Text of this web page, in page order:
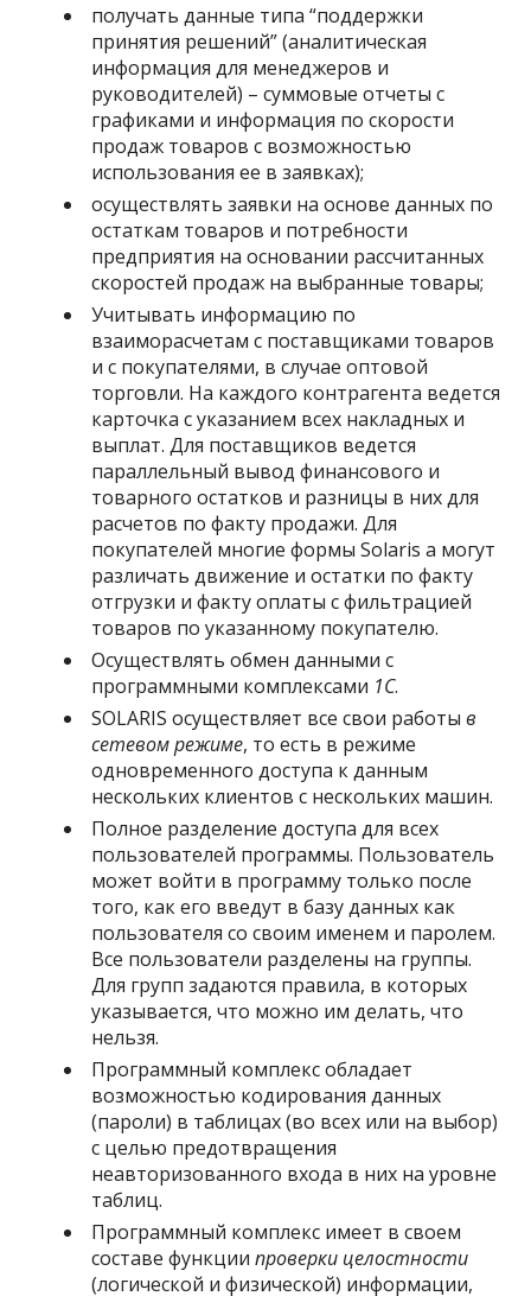
получать данные типа “поддержки
принятия решений” (аналитическая
информация для менеджеров и
руководителей) – суммовые отчеты с
графиками и информация по скорости
продаж товаров с возможностью
использования ее в заявках);
осуществлять заявки на основе данных по
остаткам товаров и потребности
предприятия на основании рассчитанных
скоростей продаж на выбранные товары;
Учитывать информацию по
взаиморасчетам с поставщиками товаров
и с покупателями, в случае оптовой
торговли. На каждого контрагента ведется
карточка с указанием всех накладных и
выплат. Для поставщиков ведется
параллельный вывод финансового и
товарного остатков и разницы в них для
расчетов по факту продажи. Для
покупателей многие формы Solaris а могут
различать движение и остатки по факту
отгрузки и факту оплаты с фильтрацией
товаров по указанному покупателю.
Осуществлять обмен данными с
программными комплексами 1С.
SOLARIS осуществляет все свои работыв
сетевом режиме, то есть в режиме
одновременного доступа к данным
нескольких клиентов с нескольких машин.
Полное разделение доступа для всех
пользователей программы. Пользователь
может войти в программу только после
того, как его введут в базу данных как
пользователя со своим именем и паролем.
Все пользователи разделены на группы.
Для групп задаются правила, в которых
указывается, что можно им делать, что
нельзя.
Программный комплекс обладает
возможностью кодирования данных
(пароли) в таблицах (во всех или на выбор)
с целью предотвращения
неавторизованного входа в них на уровне
таблиц.
Программный комплекс имеет в своем
составе функциипроверки целостности
(логической и физической) информации,